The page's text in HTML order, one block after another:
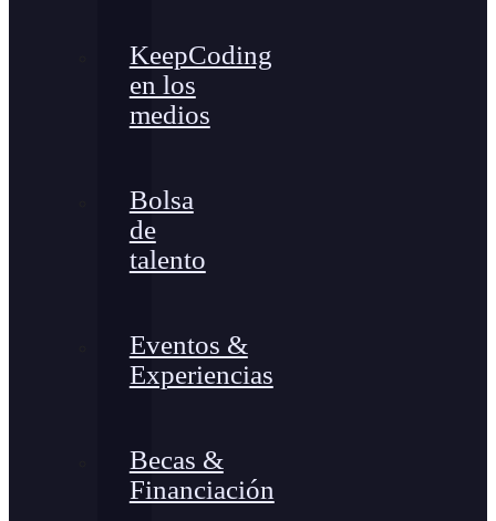
KeepCoding
en los
medios
Bolsa
de
talento
Eventos &
Experiencias
Becas &
Financiación